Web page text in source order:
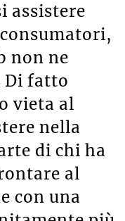
assistere
non ne
Di fatto
vieta al
nella
di chi ha
al
con una